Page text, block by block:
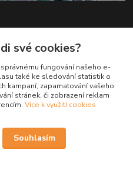
své cookies?
fungování našeho e-
také ke sledování statistik o
kampaní, zapamatování vašeho
stránek, či zobrazení reklam
Více k využití cookies
Souhlasím